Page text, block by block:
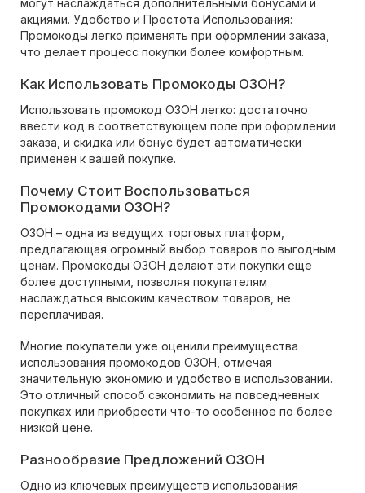
акциями. Удобство и Простота Использования:
Промокоды легко применять при оформлении заказа,
что делает процесс покупки более комфортным.
Как Использовать Промокоды ОЗОН?
Использовать промокод ОЗОН легко: достаточно
ввести код в соответствующем поле при оформлении
заказа, и скидка или бонус будет автоматически
применен к вашей покупке.
Почему Стоит Воспользоваться
Промокодами ОЗОН?
ОЗОН – одна из ведущих торговых платформ,
предлагающая огромный выбор товаров по выгодным
ценам. Промокоды ОЗОН делают эти покупки еще
более доступными, позволяя покупателям
наслаждаться высоким качеством товаров, не
переплачивая.
Многие покупатели уже оценили преимущества
использования промокодов ОЗОН, отмечая
значительную экономию и удобство в использовании.
Это отличный способ сэкономить на повседневных
покупках или приобрести что-то особенное по более
низкой цене.
Разнообразие Предложений ОЗОН
Одно из ключевых преимуществ использования